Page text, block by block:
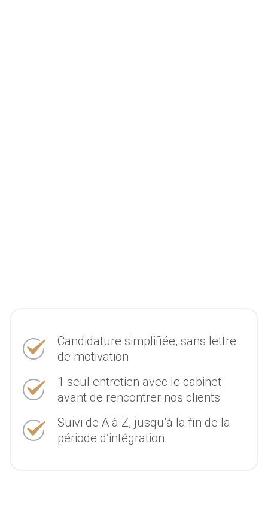
Candidature simplifiée, sans lettre
de motivation
1 seul entretien avec le cabinet
avant de rencontrer nos clients
Suivi de A à Z, jusqu’à la fin de la
période d’intégration